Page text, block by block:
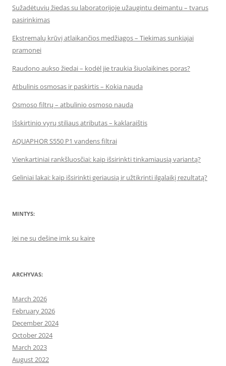
Sužadėtuvių žiedas su laboratorijoje užaugintu deimantu – tvarus
pasirinkimas
Ekstremalų krūvį atlaikančios medžiagos – Tiekimas sunkiajai
pramonei
Raudono aukso žiedai – kodėl jie traukia šiuolaikines poras?
Atbulinis osmosas ir paskirtis – Kokia nauda
Osmoso filtrų – atbulinio osmoso nauda
Išskirtinio vyrų stiliaus atributas – kaklaraištis
AQUAPHOR S550 P1 vandens filtrai
Vienkartiniai rankšluosčiai: kaip išsirinkti tinkamiausią variantą?
Geliniai lakai: kaip išsirinkti geriausią ir užtikrinti ilgalaikį rezultatą?
MINTYS:
Jei ne su dešine imk su kaire
ARCHYVAS:
March 2026
February 2026
December 2024
October 2024
March 2023
August 2022